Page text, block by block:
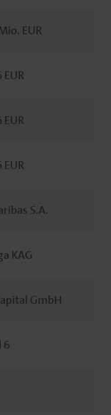
EUR
S.A.
KAG
GmbH
6